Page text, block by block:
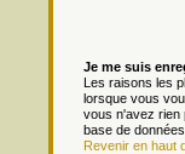
Je me suis
Les raisons les
lorsque vous
vous n'avez rien
base de
Revenir en haut